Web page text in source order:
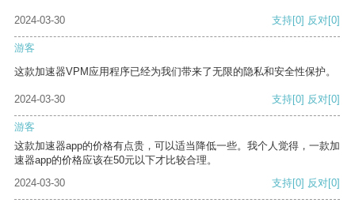
2024-03-30 支持[0] 反对[0]
游客
这款加速器VPM应用程序已经为我们带来了无限的隐私和安全性保护。
2024-03-30 支持[0] 反对[0]
游客
这款加速器app的价格有点贵，可以适当降低一些。我个人觉得，一款加
速器app的价格应该在50元以下才比较合理。
2024-03-30
支持[0] 反对[0]